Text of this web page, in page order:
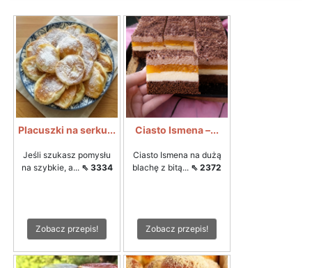
Placuszki na serku...
Jeśli szukasz pomysłu
na szybkie, a... ⇖ 3334
Zobacz przepis!
Ciasto Ismena –...
Ciasto Ismena na dużą
blachę z bitą... ⇖ 2372
Zobacz przepis!